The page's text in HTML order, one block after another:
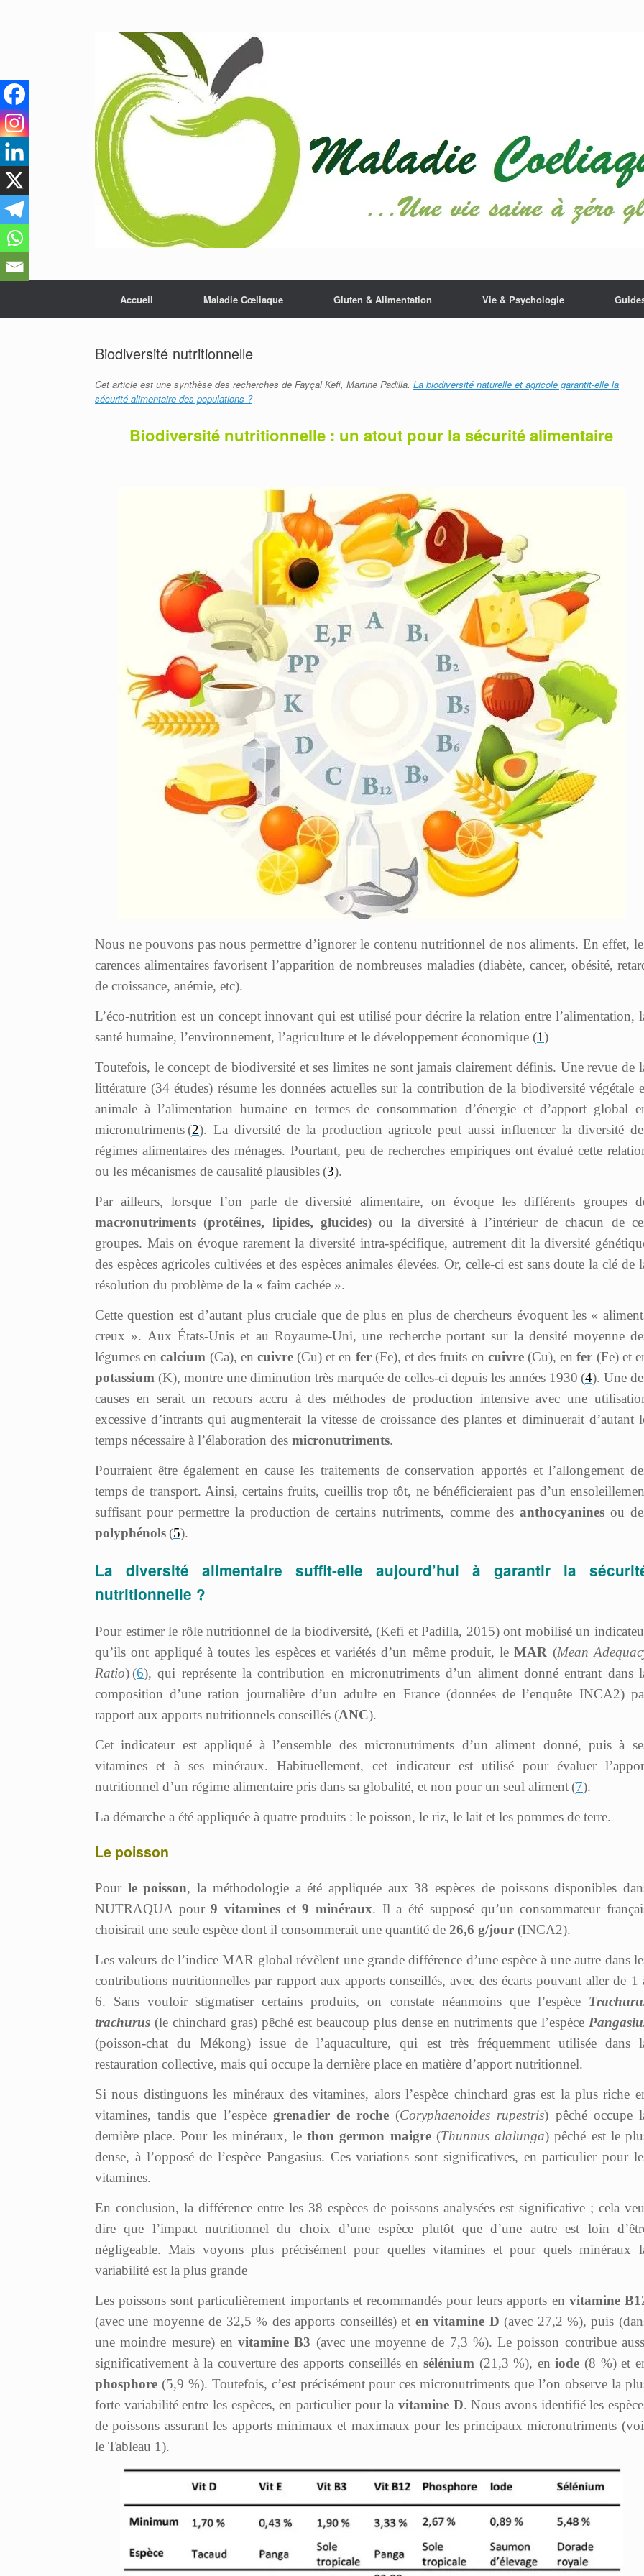
Accueil Maladie Cœliaque Gluten & Alimentation Vie & Psychologie
Biodiversité nutritionnelle
Cet article est une synthèse des recherches de Fayçal Kefi, Martine Padilla. La biodiversité naturelle et agricole garantit-elle la
sécurité alimentaire des populations ?
Biodiversité nutritionnelle : un atout pour la sécurité alimentaire
Nous ne pouvons pas nous permettre d’ignorer le contenu nutritionnel de nos aliments. En effet,
carences alimentaires favorisent l’apparition de nombreuses maladies (diabète, cancer, obésité,
de croissance, anémie, etc).
L’éco-nutrition est un concept innovant qui est utilisé pour décrire la relation entre l’alimentation,
santé humaine, l’environnement, l’agriculture et le développement économique (1)
Toutefois, le concept de biodiversité et ses limites ne sont jamais clairement définis. Une revue de
littérature (34 études) résume les données actuelles sur la contribution de la biodiversité végétale
animale à l’alimentation humaine en termes de consommation d’énergie et d’apport global
micronutriments (2). La diversité de la production agricole peut aussi influencer la diversité
régimes alimentaires des ménages. Pourtant, peu de recherches empiriques ont évalué cette
ou les mécanismes de causalité plausibles (3).
Par ailleurs, lorsque l’on parle de diversité alimentaire, on évoque les différents groupes
macronutriments (protéines, lipides, glucides) ou la diversité à l’intérieur de chacun de
groupes. Mais on évoque rarement la diversité intra-spécifique, autrement dit la diversité
des espèces agricoles cultivées et des espèces animales élevées. Or, celle-ci est sans doute la clé de
résolution du problème de la « faim cachée ».
Cette question est d’autant plus cruciale que de plus en plus de chercheurs évoquent les «
creux ». Aux États-Unis et au Royaume-Uni, une recherche portant sur la densité moyenne
légumes en calcium (Ca), en cuivre(Cu) et en fer(Fe), et des fruits en cuivre(Cu), enfer (Fe) et
potassium (K), montre une diminution très marquée de celles-ci depuis les années 1930 (4). Une
causes en serait un recours accru à des méthodes de production intensive avec une
excessive d’intrants qui augmenterait la vitesse de croissance des plantes et diminuerait d’autant
temps nécessaire à l’élaboration des micronutriments.
Pourraient être également en cause les traitements de conservation apportés et l’allongement
temps de transport. Ainsi, certains fruits, cueillis trop tôt, ne bénéficieraient pas d’un
suffisant pour permettre la production de certains nutriments, comme des anthocyaninesou
polyphénols(5).
La diversité alimentaire suffit-elle aujourd’hui à garantir la
nutritionnelle ?
Pour estimer le rôle nutritionnel de la biodiversité, (Kefi et Padilla, 2015) ont mobilisé un
qu’ils ont appliqué à toutes les espèces et variétés d’un même produit, leMAR (Mean
Ratio) (6), qui représente la contribution en micronutriments d’un aliment donné entrant dans
composition d’une ration journalière d’un adulte en France (données de l’enquête INCA2)
rapport aux apports nutritionnels conseillés (ANC).
Cet indicateur est appliqué à l’ensemble des micronutriments d’un aliment donné, puis à
vitamines et à ses minéraux. Habituellement, cet indicateur est utilisé pour évaluer
nutritionnel d’un régime alimentaire pris dans sa globalité, et non pour un seul aliment (7).
La démarche a été appliquée à quatre produits : le poisson, le riz, le lait et les pommes de terre.
Le poisson
Pour le poisson, la méthodologie a été appliquée aux 38 espèces de poissons disponibles
NUTRAQUA pour9 vitamines et9 minéraux. Il a été supposé qu’un consommateur
choisirait une seule espèce dont il consommerait une quantité de 26,6 g/jour (INCA2).
Les valeurs de l’indice MAR global révèlent une grande différence d’une espèce à une autre dans
contributions nutritionnelles par rapport aux apports conseillés, avec des écarts pouvant aller de 1
6. Sans vouloir stigmatiser certains produits, on constate néanmoins que l’espèce
trachurus (le chinchard gras) pêché est beaucoup plus dense en nutriments que l’espèce
(poisson-chat du Mékong) issue de l’aquaculture, qui est très fréquemment utilisée dans
restauration collective, mais qui occupe la dernière place en matière d’apport nutritionnel.
Si nous distinguons les minéraux des vitamines, alors l’espèce chinchard gras est la plus riche
vitamines, tandis que l’espèce grenadier de roche (Coryphaenoides rupestris) pêché occupe
dernière place. Pour les minéraux, lethon germon maigre(Thunnus alalunga) pêché est le
dense, à l’opposé de l’espèce Pangasius. Ces variations sont significatives, en particulier pour
vitamines.
En conclusion, la différence entre les 38 espèces de poissons analysées est significative ; cela
dire que l’impact nutritionnel du choix d’une espèce plutôt que d’une autre est loin
négligeable. Mais voyons plus précisément pour quelles vitamines et pour quels minéraux
variabilité est la plus grande
Les poissons sont particulièrement importants et recommandés pour leurs apports en vitamine
(avec une moyenne de 32,5 % des apports conseillés) et en vitamine D (avec 27,2 %), puis
une moindre mesure) envitamine B3 (avec une moyenne de 7,3 %). Le poisson contribue
significativement à la couverture des apports conseillés en sélénium (21,3 %), eniode (8 %) et
phosphore (5,9 %). Toutefois, c’est précisément pour ces micronutriments que l’on observe la
forte variabilité entre les espèces, en particulier pour la vitamine D. Nous avons identifié les
de poissons assurant les apports minimaux et maximaux pour les principaux micronutriments
le Tableau 1).